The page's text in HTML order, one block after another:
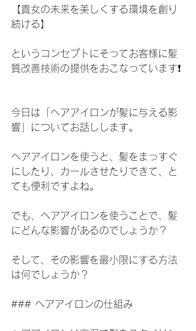
【貴女の未来を美しくする環境を創り
続ける】
というコンセプトにそってお客様に髪
質改善技術の提供をおこなっています❗️
今日は「ヘアアイロンが髪に与える影
響」についてお話しします。
ヘアアイロンを使うと、髪をまっすぐ
にしたり、カールさせたりできて、と
ても便利ですよね。
でも、ヘアアイロンを使うことで、髪
にどんな影響があるのでしょうか？
そして、その影響を最小限にする方法
は何でしょうか？
### ヘアアイロンの仕組み